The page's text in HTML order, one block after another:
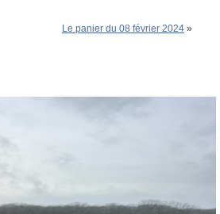
Le panier du 08 février 2024 »